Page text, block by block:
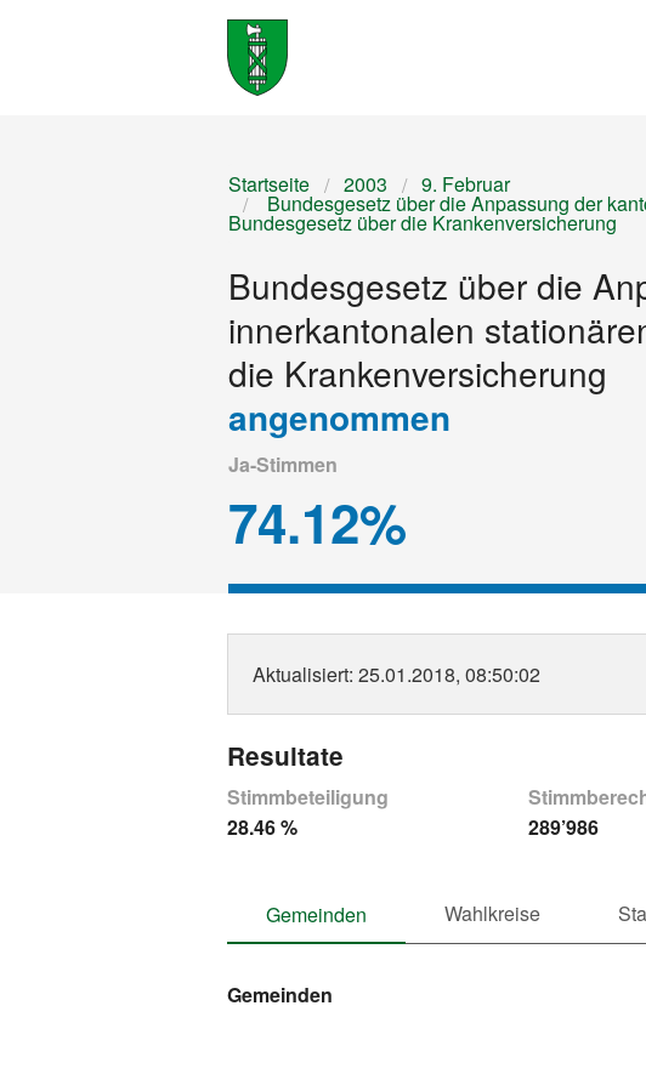
Startseite 2003 9. Februar
Bundesgesetz über die Anpassung der
Bundesgesetz über die Krankenversicherung
Bundesgesetz über die
innerkantonalen
die Krankenversicherung
angenommen
Ja-Stimmen
74.12%
Aktualisiert: 25.01.2018, 08:50:02
Resultate
Stimmbeteiligung
28.46 %
289’986
Gemeinden Wahlkreise
Gemeinden